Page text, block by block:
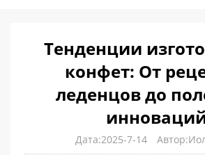
Тенденции
конфет: От
леденцов до
Дата:2025-7-14